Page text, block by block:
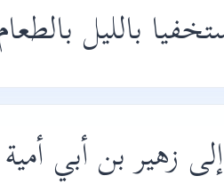
بالليل
زهير بن أبي